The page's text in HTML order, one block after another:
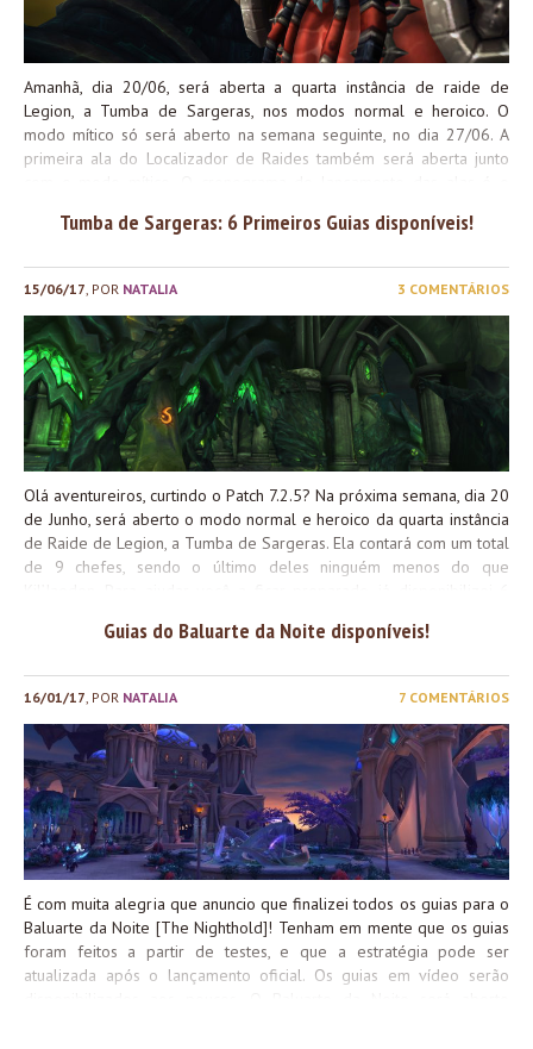
Amanhã, dia 20/06, será aberta a quarta instância de raide de
Legion, a Tumba de Sargeras, nos modos normal e heroico. O
modo mítico só será aberto na semana seguinte, no dia 27/06. A
primeira ala do Localizador de Raides também será aberta junto
todos os chefes da Tumba de Sargeras, nos modos Normal e
Tumba de Sargeras: 6 Primeiros Guias disponíveis!
15/06/17 , POR NATALIA 3 COMENTÁRIOS
Olá aventureiros, curtindo o Patch 7.2.5? Na próxima semana, dia 20
de Junho, será aberto o modo normal e heroico da quarta instância
de Raide de Legion, a Tumba de Sargeras. Ela contará com um total
de 9 chefes, sendo o último deles ninguém menos do que
guias do Anfitrião Desolado, Avatar Caído e Kil’Jaeden estão em
vídeo virão após eu fazer/gravar as lutas oficialmente. Lembro a
todos que os guias foram feitos tendo como base os últimos testes
do PTR, e é possível que ocorram mudanças. Todas essas
potenciais mudanças serão ajustadas nos guias após o lançamento.
Espero que isso os ajude em suas aventuras! /kiss, e até mais!
Guias do Baluarte da Noite disponíveis!
16/01/17 , POR NATALIA 7 COMENTÁRIOS
É com muita alegria que anuncio que finalizei todos os guias para o
Baluarte da Noite [The Nighthold]! Tenham em mente que os guias
foram feitos a partir de testes, e que a estratégia pode ser
atualizada após o lançamento oficial. Os guias em vídeo serão